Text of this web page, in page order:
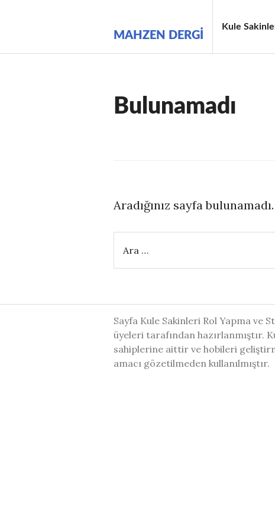
MAHZEN DERGI
Kule
Bulunamadı
Aradığınız sayfa
Sayfa Kule Sakinleri Rol Yapma ve
üyeleri tarafından hazırlanmıştır.
sahiplerine aittir ve hobileri
amacı gözetilmeden kullanılmıştır.